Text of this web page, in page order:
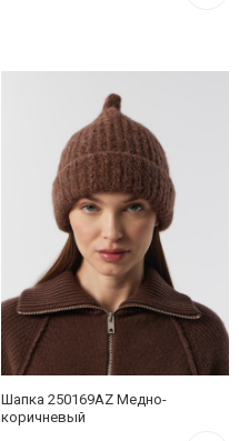
Шапка 250169AZ Медно-
коричневый